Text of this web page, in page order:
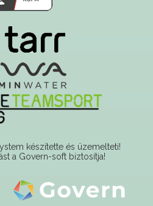
készítette és üzemelteti!